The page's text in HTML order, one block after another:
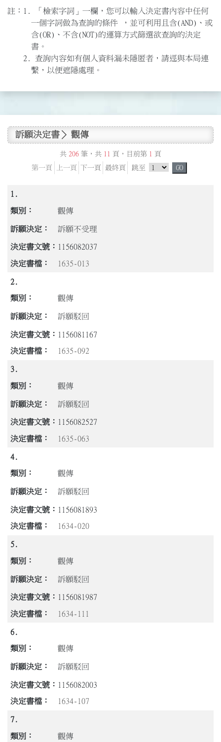
註：
「檢索字詞」一欄，您可以輸入決定書內容中任何
一個字詞做為查詢的條件 ，並可利用且含(AND)、或
含(OR)、不含(NOT)的運算方式篩選欲查詢的決定
書。
查詢內容如有個人資料漏未隱匿者，請逕與本局連
繫，以便遮隱處理。
訴願決定書 觀傳
共 206 筆，共 11 頁，目前第 1 頁
第一頁
上一頁 下一頁 最終頁 跳至 跳頁選單 GO
1.
觀傳
訴願不受理
1156082037
1635-013
2.
觀傳
訴願駁回
1156081167
1635-092
3.
觀傳
訴願駁回
1156082527
1635-063
4.
觀傳
訴願駁回
1156081893
1634-020
5.
觀傳
訴願駁回
1156081987
1634-111
6.
觀傳
訴願駁回
1156082003
1634-107
7.
觀傳